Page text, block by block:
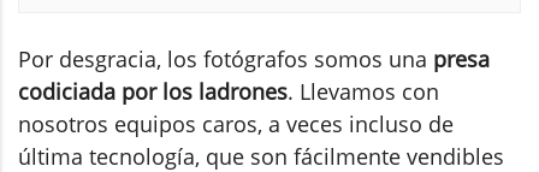
Por desgracia, los fotógrafos somos una presa
codiciada por los ladrones. Llevamos con
nosotros equipos caros, a veces incluso de
última tecnología, que son fácilmente vendibles